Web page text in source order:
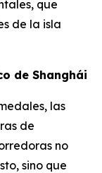
que
de la isla
de Shanghái
las
de
no
sino que